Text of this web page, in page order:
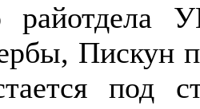
Пискун
под